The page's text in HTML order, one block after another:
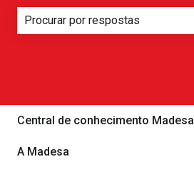
Central de conhecimento Madesa
A Madesa